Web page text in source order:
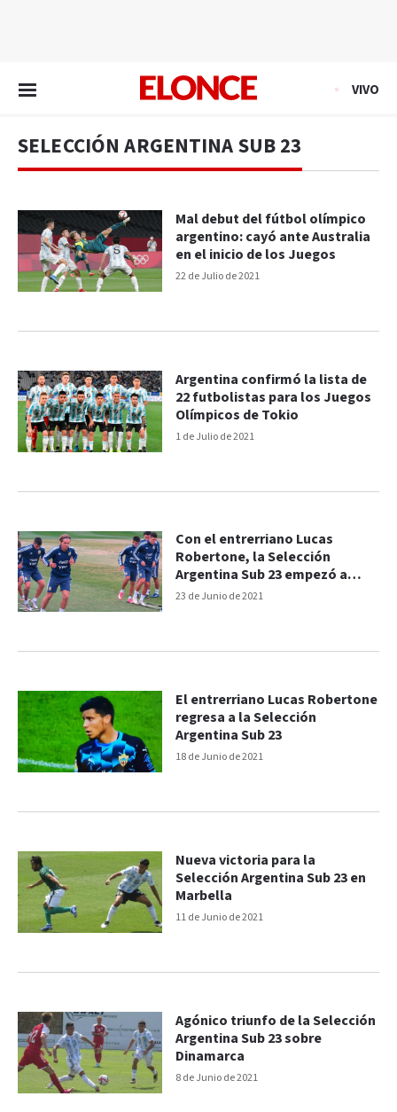
VIVO
SELECCIÓN ARGENTINA SUB 23
22 de Julio de 2021
Mal debut del fútbol olímpico
argentino: cayó ante Australia
en el inicio de los Juegos
1 de Julio de 2021
Argentina confirmó la lista de
22 futbolistas para los Juegos
Olímpicos de Tokio
23 de Junio de 2021
Con el entrerriano Lucas
Robertone, la Selección
Argentina Sub 23 empezó a
entrenarse para Tokio 2021
18 de Junio de 2021
El entrerriano Lucas Robertone
regresa a la Selección
Argentina Sub 23
11 de Junio de 2021
Nueva victoria para la
Selección Argentina Sub 23 en
Marbella
8 de Junio de 2021
Agónico triunfo de la Selección
Argentina Sub 23 sobre
Dinamarca